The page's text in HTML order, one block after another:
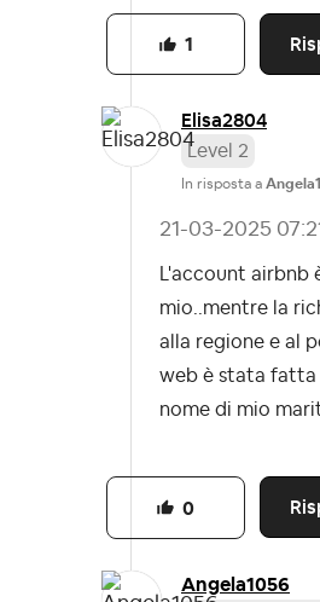
1
Elisa2804
Level 2
In risposta a
‎21-03-2025
L'account airbnb
mio..mentre la
alla regione e al
web è stata fatta
nome di mio
0
Angela1056